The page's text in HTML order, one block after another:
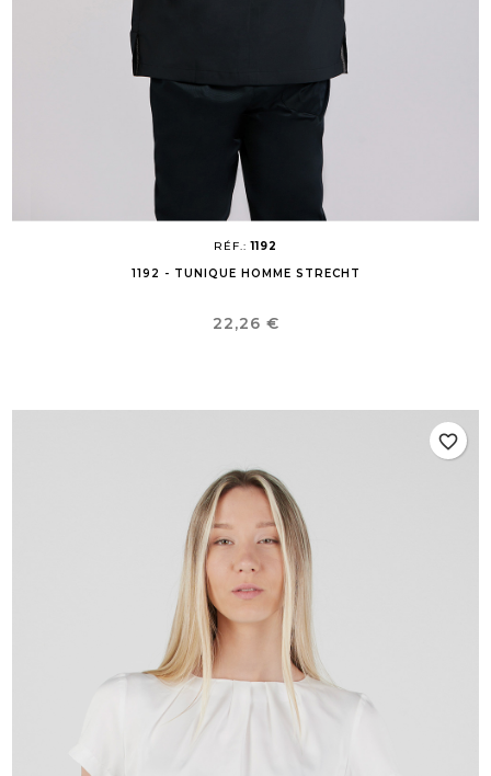
RÉF.:1192
1192 - TUNIQUE HOMME STRECHT
Prix
22,26 €
favorite_border